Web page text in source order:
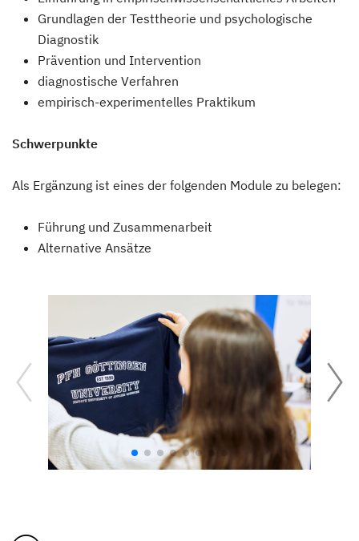
Grundlagen der Testtheorie und psychologische
Diagnostik
Prävention und Intervention
diagnostische Verfahren
empirisch-experimentelles Praktikum
Schwerpunkte
Als Ergänzung ist eines der folgenden Module zu belegen:
Führung und Zusammenarbeit
Alternative Ansätze